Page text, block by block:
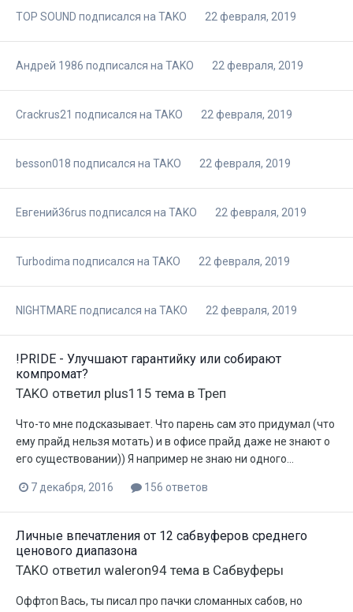
TOP SOUND подписался на TAKO 22 февраля, 2019
Андрей 1986 подписался на TAKO 22 февраля, 2019
Crackrus21 подписался на TAKO 22 февраля, 2019
besson018 подписался на TAKO 22 февраля, 2019
Евгений36rus подписался на TAKO 22 февраля, 2019
Turbodima подписался на TAKO 22 февраля, 2019
NIGHTMARE подписался на TAKO 22 февраля, 2019
!PRIDE - Улучшают гарантийку или собирают
компромат?
TAKO ответил plus115 тема в Треп
Что-то мне подсказывает. Что парень сам это придумал (что
ему прайд нельзя мотать) и в офисе прайд даже не знают о
его существовании)) Я например не знаю ни одного...
7 декабря, 2016 156 ответов
Личные впечатления от 12 сабвуферов среднего
ценового диапазона
TAKO ответил waleron94 тема в Сабвуферы
Оффтоп Вась, ты писал про пачки сломанных сабов, но